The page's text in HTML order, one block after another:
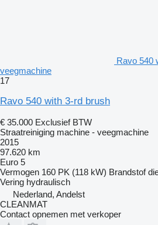
Ravo 540
veegmachine
17
Ravo 540 with 3-rd brush
€ 35.000 Exclusief BTW
Straatreiniging machine - veegmachine
2015
97.620 km
Euro 5
Vermogen 160 PK (118 kW) Brandstof
Vering hydraulisch
Nederland, Andelst
CLEANMAT
Contact opnemen met verkoper